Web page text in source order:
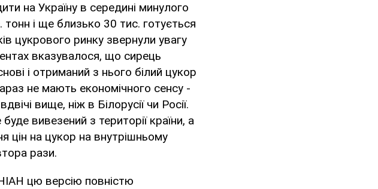
на Україну в середині минулого
і ще близько 30 тис. готується
цукрового ринку звернули увагу
вказувалося, що сирець
і отриманий з нього білий цукор
не мають економічного сенсу -
вище, ніж в Білорусії чи Росії.
вивезений з території країни, а
цін на цукор на внутрішньому
рази.
цю версію повністю